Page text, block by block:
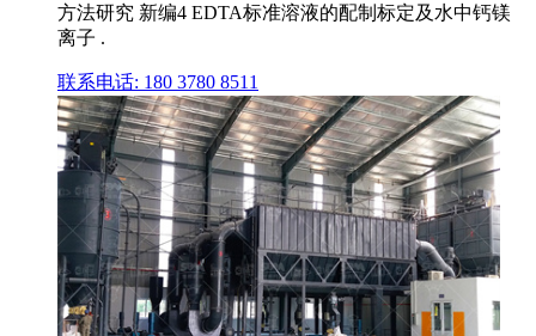
方法研究 新编4 EDTA标准溶液的配制标定及水中钙镁
离子 .
联系电话: 180 3780 8511